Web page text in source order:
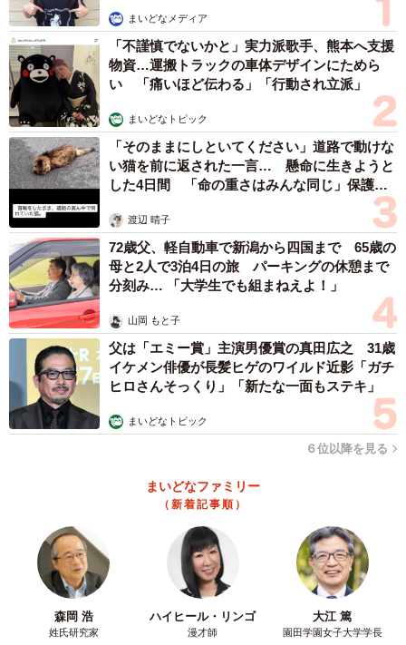
まいどなメディア
「不謹慎でないかと」実力派歌手、熊本へ支援
物資…運搬トラックの車体デザインにためら
い 「痛いほど伝わる」「行動され立派」
まいどなトピック
「そのままにしといてください」道路で動けな
い猫を前に返された一言… 懸命に生きようと
した4日間 「命の重さはみんな同じ」保護団
渡辺 晴子
72歳父、軽自動車で新潟から四国まで 65歳の
母と2人で3泊4日の旅 パーキングの休憩まで
分刻み… 「大学生でも組まねえよ！」
山岡 もと子
父は「エミー賞」主演男優賞の真田広之 31歳
イケメン俳優が長髪ヒゲのワイルド近影「ガチ
ヒロさんそっくり」「新たな一面もステキ」
まいどなトピック
６位以降を見る
まいどなファミリー
（新着記事順）
森岡 浩
姓氏研究家
ハイヒール・リンゴ
漫才師
大江 篤
園田学園女子大学学長